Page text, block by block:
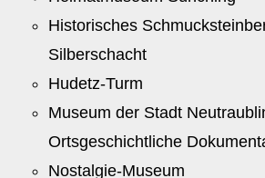
Historisches
Silberschacht
Hudetz-Turm
Museum der Stadt
Ortsgeschichtliche
Nostalgie-Museum